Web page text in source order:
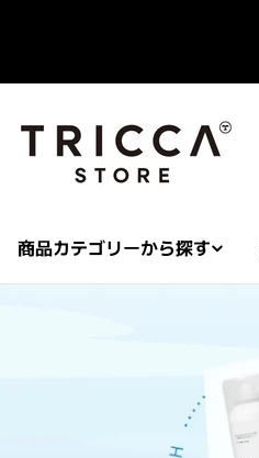
商品カテゴリーから探す